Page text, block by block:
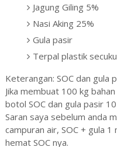
Jagung Giling 5%
Nasi Aking 25%
Gula pasir
Terpal plastik
Keterangan: SOC dan gula
Jika membuat 100 kg
botol SOC dan gula pasir
Saran saya sebelum anda
campuran air, SOC + gula
hemat SOC nya.